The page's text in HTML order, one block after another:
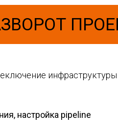
инфраструктуры
настройка pipeline